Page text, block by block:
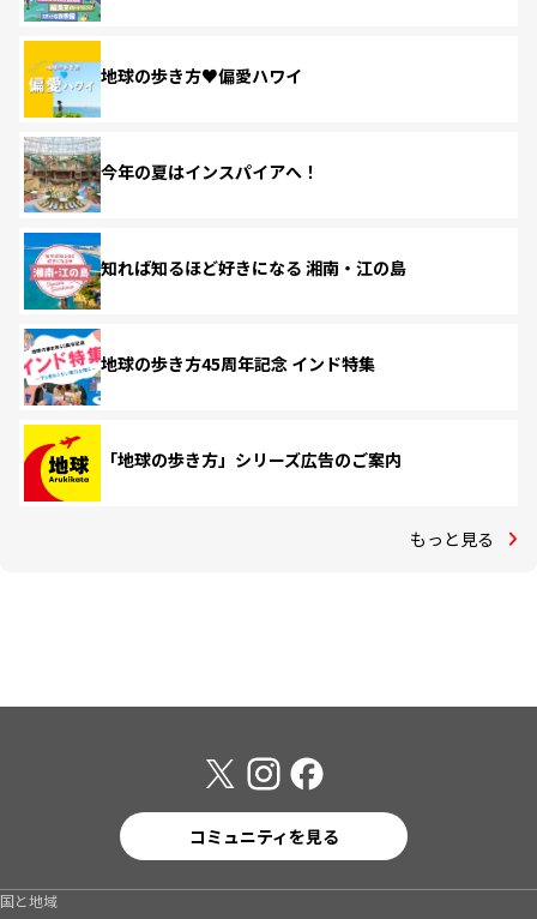
地球の歩き方♥偏愛ハワイ
今年の夏はインスパイアへ！
知れば知るほど好きになる 湘南・江の島
地球の歩き方45周年記念 インド特集
「地球の歩き方」シリーズ広告のご案内
もっと見る
コミュニティを見る
国と地域